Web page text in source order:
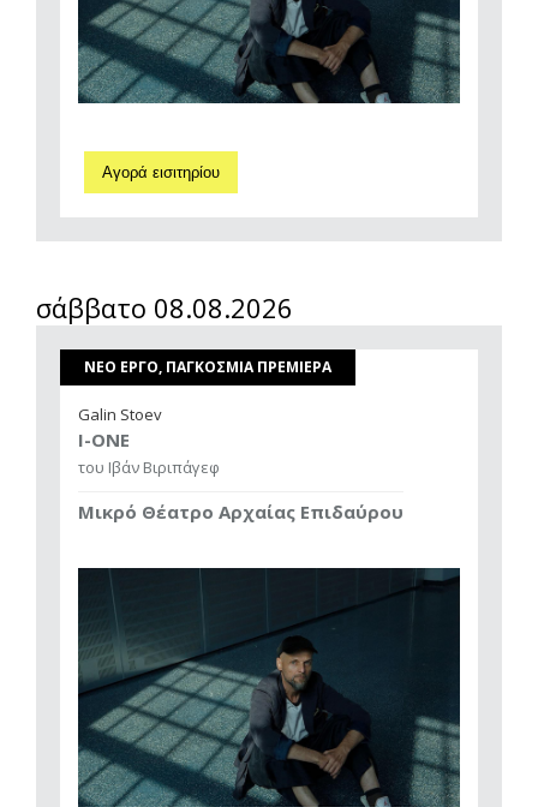
Αγορά εισιτηρίου
σάββατο 08.08.2026
ΝΕΟ ΕΡΓΟ, ΠΑΓΚΟΣΜΙΑ ΠΡΕΜΙΕΡΑ
Galin Stoev
I-ONE
του Ιβάν Βιριπάγεφ
Μικρό Θέατρο Αρχαίας Επιδαύρου